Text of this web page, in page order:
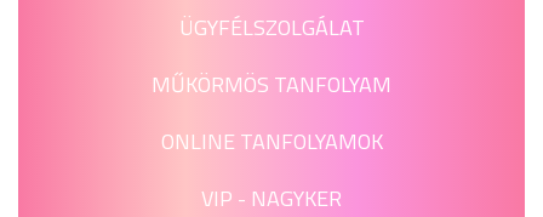
ÜGYFÉLSZOLGÁLAT
MŰKÖRMÖS TANFOLYAM
ONLINE TANFOLYAMOK
VIP - NAGYKER